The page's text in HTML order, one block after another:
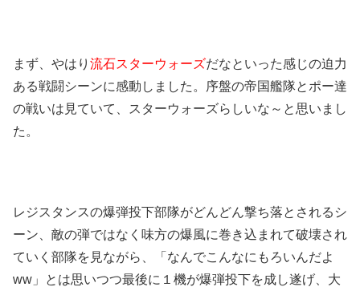
まず、やはり 流石スターウォーズだなといった感じの迫力
ある戦闘シーンに感動しました。序盤の帝国艦隊とポー達
の戦いは見ていて、スターウォーズらしいな～と思いまし
た。
レジスタンスの爆弾投下部隊がどんどん撃ち落とされるシ
ーン、敵の弾ではなく味方の爆風に巻き込まれて破壊され
ていく部隊を見ながら、「なんでこんなにもろいんだよ
ww」とは思いつつ最後に１機が爆弾投下を成し遂げ、大